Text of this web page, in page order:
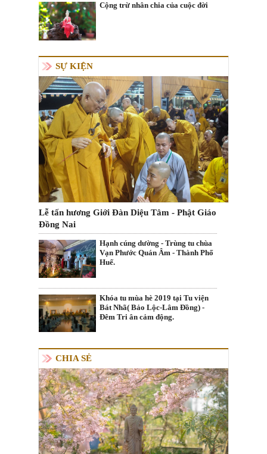
Cộng trừ nhân chia của cuộc đời
SỰ KIỆN
Lễ tấn hương Giới Đàn Diệu Tâm - Phật Giáo
Đồng Nai
Hạnh cúng dường - Trùng tu chùa
Vạn Phước Quán Âm - Thành Phố
Huế.
Khóa tu mùa hè 2019 tại Tu viện
Bát Nhã( Bảo Lộc-Lâm Đồng) -
Đêm Tri ân cảm động.
CHIA SẺ